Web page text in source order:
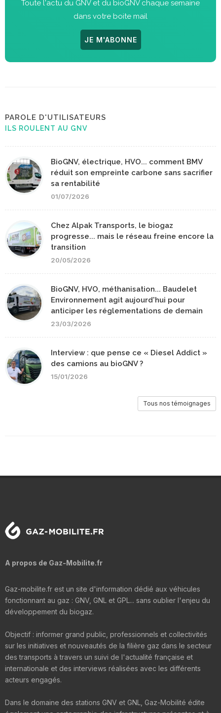
Toute l'actu du GNV et du bioGNV chaque semaine
dans votre boite mail
JE M'ABONNE
PAROLE D'UTILISATEURS
ILS ROULENT AU GNV
BioGNV, électrique, HVO... comment BMV
réduit son empreinte carbone sans sacrifier
sa rentabilité
01/07/2026
Chez Alpak Transports, le biogaz
progresse... mais le réseau freine encore la
transition
20/05/2026
BioGNV, HVO, méthanisation... Baudelet
Environnement agit aujourd'hui pour
anticiper les réglementations de demain
23/03/2026
Interview : que pense ce « Diesel Addict »
des camions au bioGNV ?
15/01/2026
Tous nos témoignages
A propos de Gaz-Mobilite.fr
Gaz-mobilite.fr est un site d'information dédié aux véhicules
fonctionnant au gaz : GNV, GNL et GPL... sans oublier l'enjeu du
développement du biogaz.
Objectif : informer grand public, professionnels et collectivités
sur les initiatives et nouveautés de la filière gaz dans le secteur
des transports à travers un suivi de l'actualité française et
internationale et des interviews réalisées avec les différents
acteurs engagés.
Dans le domaine des stations GNV et GNL, Gaz-Mobilité édite